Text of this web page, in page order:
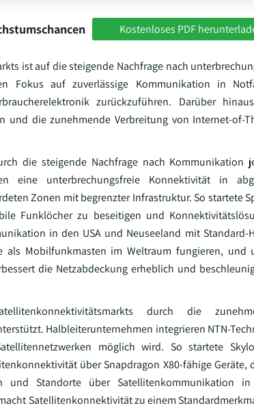
Kostenloses PDF
ist auf die steigende Nachfrage nach
Fokus auf zuverlässige Kommunikation in
zurückzuführen. Darüber
die zunehmende Verbreitung von Internet-of-
die steigende Nachfrage nach Kommunikation
eine unterbrechungsfreie Konnektivität in
Zonen mit begrenzter Infrastruktur. So startete
Funklöcher zu beseitigen und
in den USA und Neuseeland mit Standard-
Mobilfunkmasten im Weltraum fungieren, und
die Netzabdeckung erheblich und
durch die
Halbleiterunternehmen integrieren NTN-
möglich wird. So startete
über Snapdragon X80-fähige Geräte,
und Standorte über Satellitenkommunikation
Satellitenkonnektivität zu einem